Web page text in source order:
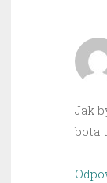
Jak
bota